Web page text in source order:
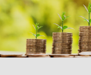
経理 RPA バックオフ